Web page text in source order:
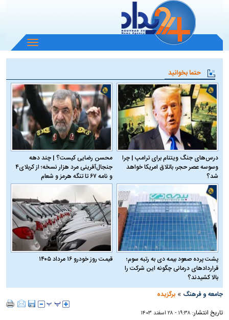
باز
و
منو
حتما بخوانید
درس‌های جنگ ویتنام برای ترامپ | چرا
وسوسه عصر حجر، باتلاق امریکا خواهد
شد؟
محسن رضایی کیست؟ | چند دهه
جنجال‌آفرینی مرد هزار نسخه؛ از کربلای۴
و نامه ۶۷ تا تنگه هرمز و شعام
پشت پرده صعود بیمه دی به رتبه سوم؛
قراردادهای درمانی چگونه این شرکت را
بالا کشیدند؟
قیمت روز خودرو ۱۶ مرداد ۱۴۰۵
جامعه و فرهنگ »برگزیده
تاریخ انتشار: ۱۹:۳۸ - ۲۸ اسفند ۱۴۰۳